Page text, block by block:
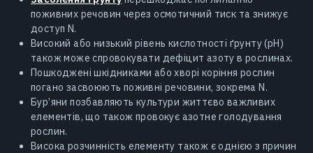
поживних речовин через осмотичний тиск та знижує
доступ N.
Високий або низький рівень кислотності ґрунту (pH)
також може спровокувати дефіцит азоту в рослинах.
Пошкоджені шкідниками або хворі коріння рослин
погано засвоюють поживні речовини, зокрема N.
Бур’яни позбавляють культури життєво важливих
елементів, що також провокує азотне голодування
рослин.
Висока розчинність елементу також є однією з причин